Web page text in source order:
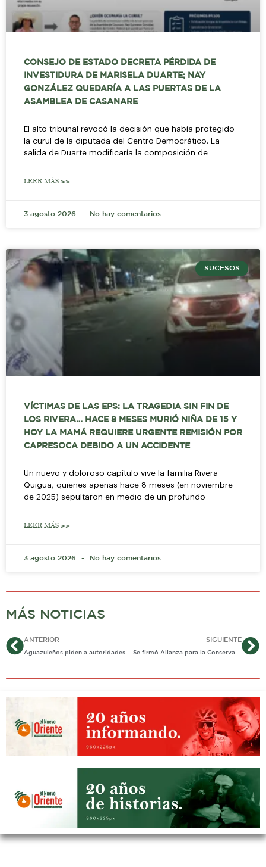
CONSEJO DE ESTADO DECRETA PÉRDIDA DE
INVESTIDURA DE MARISELA DUARTE; NAY
GONZÁLEZ QUEDARÍA A LAS PUERTAS DE LA
ASAMBLEA DE CASANARE
El alto tribunal revocó la decisión que había protegido
la curul de la diputada del Centro Democrático. La
salida de Duarte modificaría la composición de
LEER MÁS >>
3 agosto 2026 No hay comentarios
SUCESOS
VÍCTIMAS DE LAS EPS: LA TRAGEDIA SIN FIN DE
LOS RIVERA… HACE 8 MESES MURIÓ NIÑA DE 15 Y
HOY LA MAMÁ REQUIERE URGENTE REMISIÓN POR
CAPRESOCA DEBIDO A UN ACCIDENTE
Un nuevo y doloroso capítulo vive la familia Rivera
Quigua, quienes apenas hace 8 meses (en noviembre
de 2025) sepultaron en medio de un profundo
LEER MÁS >>
3 agosto 2026 No hay comentarios
MÁS NOTICIAS
AntANTERIOR SIGUIENTE
Se firmó Alianza para la Conservación de Morichales de Paz de Ariporo